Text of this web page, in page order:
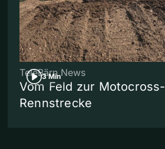
3 Min
TeleBärn News
Vom Feld zur Motocross-
Rennstrecke